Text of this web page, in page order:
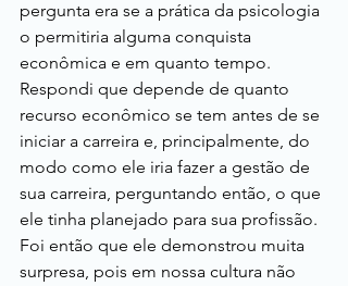
pergunta era se a prática da psicologia
o permitiria alguma conquista
econômica e em quanto tempo.
Respondi que depende de quanto
recurso econômico se tem antes de se
iniciar a carreira e, principalmente, do
modo como ele iria fazer a gestão de
sua carreira, perguntando então, o que
ele tinha planejado para sua profissão.
Foi então que ele demonstrou muita
surpresa, pois em nossa cultura não